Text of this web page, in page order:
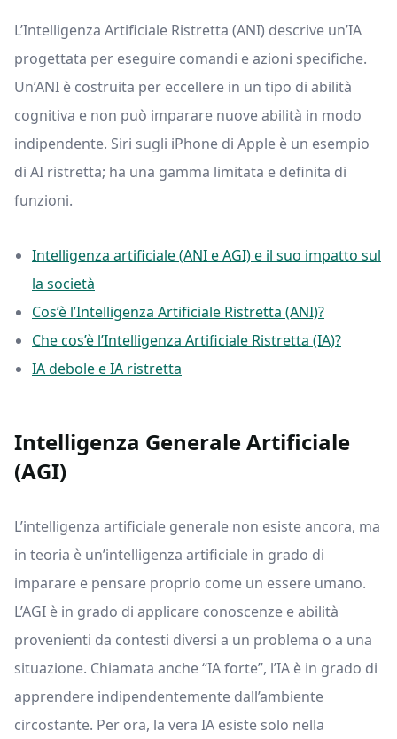
L’Intelligenza Artificiale Ristretta (ANI) descrive un’IA
progettata per eseguire comandi e azioni specifiche.
Un’ANI è costruita per eccellere in un tipo di abilità
cognitiva e non può imparare nuove abilità in modo
indipendente. Siri sugli iPhone di Apple è un esempio
di AI ristretta; ha una gamma limitata e definita di
funzioni.
Intelligenza artificiale (ANI e AGI) e il suo impatto sul
la società
Cos’è l’Intelligenza Artificiale Ristretta (ANI)?
Che cos’è l’Intelligenza Artificiale Ristretta (IA)?
IA debole e IA ristretta
Intelligenza Generale Artificiale
(AGI)
L’intelligenza artificiale generale non esiste ancora, ma
in teoria è un’intelligenza artificiale in grado di
imparare e pensare proprio come un essere umano.
L’AGI è in grado di applicare conoscenze e abilità
provenienti da contesti diversi a un problema o a una
situazione. Chiamata anche “IA forte”, l’IA è in grado di
apprendere indipendentemente dall’ambiente
circostante. Per ora, la vera IA esiste solo nella